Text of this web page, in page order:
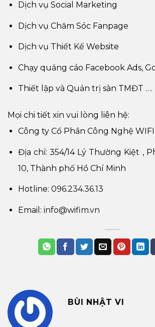
Dịch vụ Social Marketing
Dịch vụ Chăm Sóc Fanpage
Dịch vụ Thiết Kế Website
Chạy quảng cáo Facebook Ads,
Thiết lập và Quản trị sàn TMĐT ….
Mọi chi tiết xin vui lòng liên hệ:
Công ty Cổ Phần Công Nghệ
Địa chỉ: 354/14 Lý Thường Kiệt ,
10, Thành phố Hồ Chí Minh
Hotline: 096.234.36.13
Email: info@wifim.vn
BÙI NHẬT VI